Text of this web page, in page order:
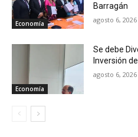
Economía
Barragán
agosto 6, 2026
Economía
Se debe
Inversión
agosto 6, 2026